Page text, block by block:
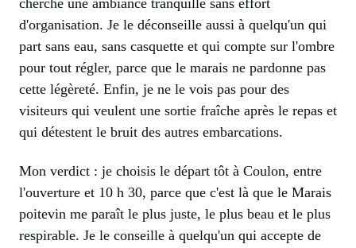
d'organisation. Je le déconseille aussi à quelqu'un qui
part sans eau, sans casquette et qui compte sur l'ombre
pour tout régler, parce que le marais ne pardonne pas
cette légèreté. Enfin, je ne le vois pas pour des
visiteurs qui veulent une sortie fraîche après le repas et
qui détestent le bruit des autres embarcations.
Mon verdict : je choisis le départ tôt à Coulon, entre
l'ouverture et 10 h 30, parce que c'est là que le Marais
poitevin me paraît le plus juste, le plus beau et le plus
respirable. Je le conseille à quelqu'un qui accepte de